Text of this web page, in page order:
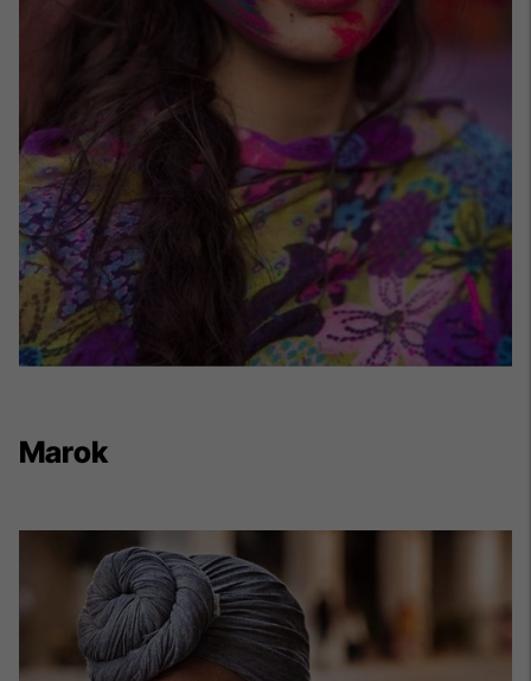
Marok